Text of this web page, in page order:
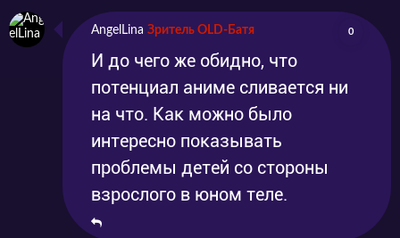
AngelLina Зритель OLD-Батя 0
И до чего же обидно, что
потенциал аниме сливается ни
на что. Как можно было
интересно показывать
проблемы детей со стороны
взрослого в юном теле.